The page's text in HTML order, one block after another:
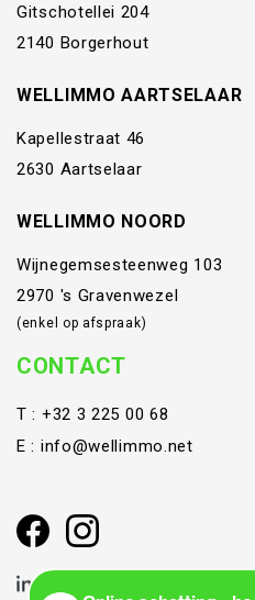
Gitschotellei 204
2140 Borgerhout
WELLIMMO AARTSELAAR
Kapellestraat 46
2630 Aartselaar
WELLIMMO NOORD
Wijnegemsesteenweg 103
2970 's Gravenwezel
(enkel op afspraak)
CONTACT
T : +32 3 225 00 68
E : info@wellimmo.net